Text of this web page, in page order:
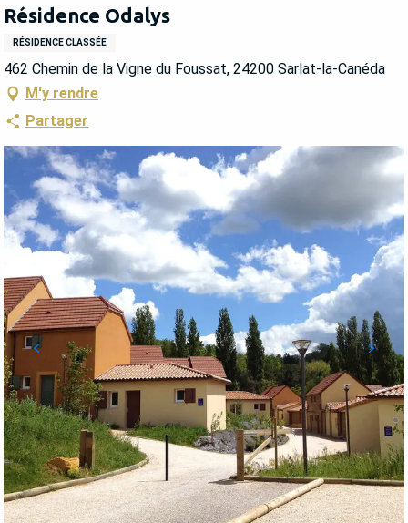
Résidence Odalys
RÉSIDENCE CLASSÉE
462 Chemin de la Vigne du Foussat, 24200 Sarlat-la-Canéda
M'y rendre
Partager